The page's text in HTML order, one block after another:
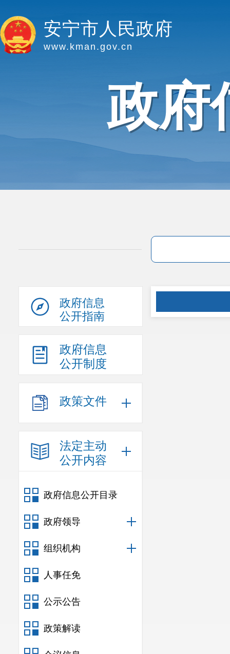
安宁市人民政府
www.kman.gov.cn
政府
政府信息
公开指南
政府信息
公开制度
政策文件
法定主动
公开内容
政府信息公开目录
政府领导
组织机构
人事任免
公示公告
政策解读